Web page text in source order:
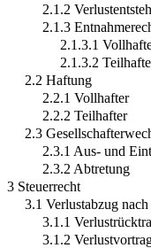
2.1.2
2.1.3
2.1.3.1
2.1.3.2
2.2 Haftung
2.2.1 Vollhafter
2.2.2 Teilhafter
2.3
2.3.1 Aus- und
2.3.2 Abtretung
3 Steuerrecht
3.1 Verlustabzug
3.1.1
3.1.2